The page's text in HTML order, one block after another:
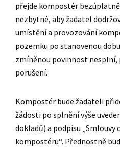
přejde kompostér
nezbytné, aby žadatel
umístění a provozování
pozemku po stanovenou
zmíněnou povinnost nesplní,
porušení.
Kompostér bude žadateli
žádosti po splnění výše
dokladů) a podpisu „Smlouvy
kompostéru“. Přednostně